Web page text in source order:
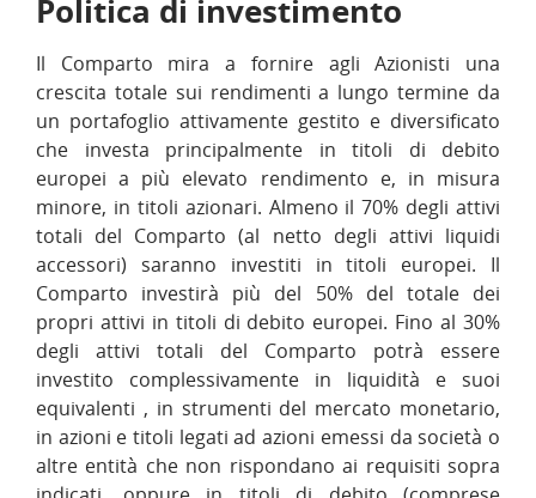
Politica di investimento
Il Comparto mira a fornire agli Azionisti una
crescita totale sui rendimenti a lungo termine da
un portafoglio attivamente gestito e diversificato
che investa principalmente in titoli di debito
europei a più elevato rendimento e, in misura
minore, in titoli azionari. Almeno il 70% degli attivi
totali del Comparto (al netto degli attivi liquidi
accessori) saranno investiti in titoli europei. Il
Comparto investirà più del 50% del totale dei
propri attivi in titoli di debito europei. Fino al 30%
degli attivi totali del Comparto potrà essere
investito complessivamente in liquidità e suoi
equivalenti , in strumenti del mercato monetario,
in azioni e titoli legati ad azioni emessi da società o
altre entità che non rispondano ai requisiti sopra